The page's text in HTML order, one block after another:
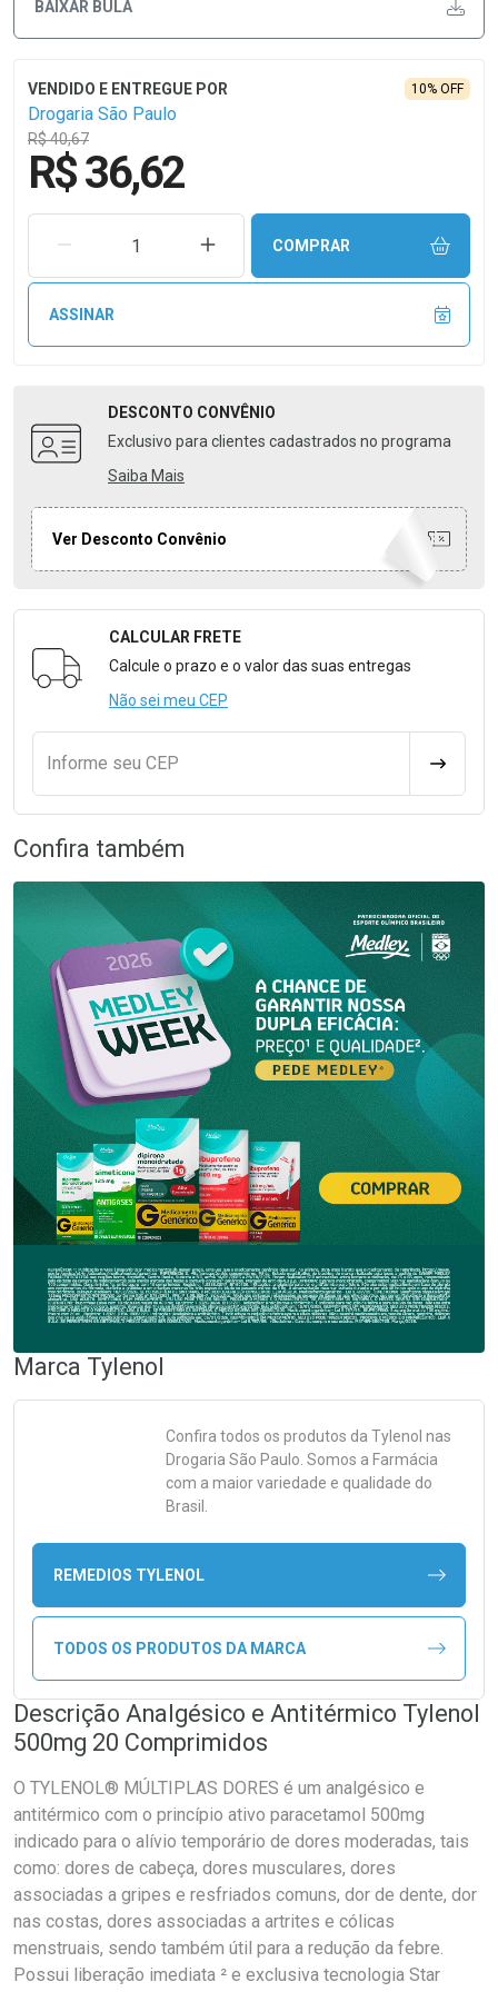
BAIXAR BULA
Drogaria São Paulo
R$ 40,67
10% OFF
R$ 36,62
REMOVER UMA UNIDADEAUMENTAR UMA UNIDADE
COMPRAR
ASSINAR
DESCONTO CONVÊNIO
Exclusivo para clientes cadastrados no programa
Saiba Mais
Ver Desconto Convênio
Formulário para Calcular o Frete
CALCULAR FRETE
Calcule o prazo e o valor das suas entregas
Não sei meu CEP
Informe seu CEP
Confira também
Marca Tylenol
Confira todos os produtos da Tylenol nas
Drogaria São Paulo. Somos a Farmácia
com a maior variedade e qualidade do
Brasil.
REMEDIOS TYLENOL
TODOS OS PRODUTOS DA MARCA
Descrição Analgésico e Antitérmico Tylenol
500mg 20 Comprimidos
O TYLENOL® MÚLTIPLAS DORES é um analgésico e
antitérmico com o princípio ativo paracetamol 500mg
indicado para o alívio temporário de dores moderadas, tais
como: dores de cabeça, dores musculares, dores
associadas a gripes e resfriados comuns, dor de dente, dor
nas costas, dores associadas a artrites e cólicas
menstruais, sendo também útil para a redução da febre.
Possui liberação imediata ² e exclusiva tecnologia Star